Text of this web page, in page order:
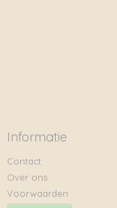
Informatie
Contact
Over ons
Voorwaarden